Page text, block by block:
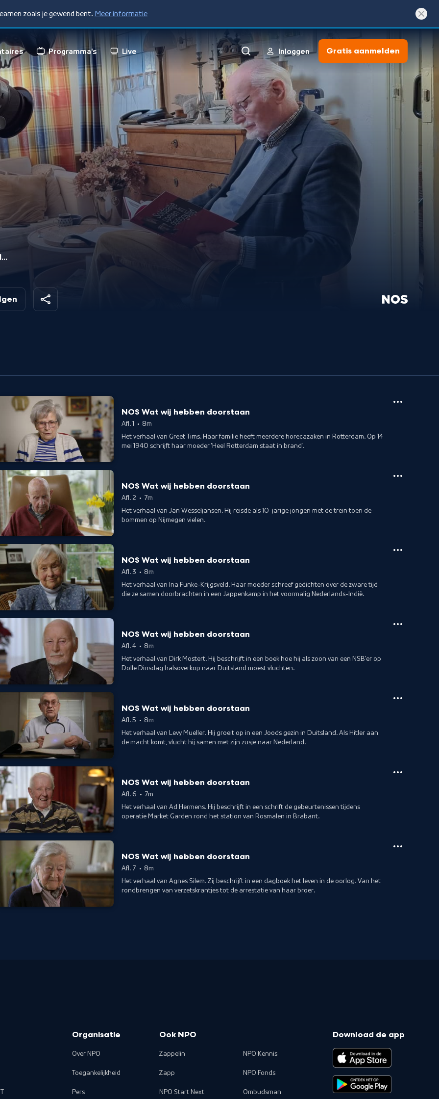
zoals je gewend bent. Meer informatie
Programma's Live Inloggen Gratis aanmelden
NOS Wat wij hebben doorstaan
Afl. 1 • 8m
Het verhaal van Greet Tims. Haar familie heeft meerdere horecazaken in Rotterdam. Op 14
mei 1940 schrijft haar moeder 'Heel Rotterdam staat in brand'.
NOS Wat wij hebben doorstaan
Afl. 2 • 7m
Het verhaal van Jan Wesseljansen. Hij reisde als 10-jarige jongen met de trein toen de
bommen op Nijmegen vielen.
NOS Wat wij hebben doorstaan
Afl. 3 • 8m
Het verhaal van Ina Funke-Krijgsveld. Haar moeder schreef gedichten over de zware tijd
die ze samen doorbrachten in een Jappenkamp in het voormalig Nederlands-Indië.
NOS Wat wij hebben doorstaan
Afl. 4 • 8m
Het verhaal van Dirk Mostert. Hij beschrijft in een boek hoe hij als zoon van een NSB'er op
Dolle Dinsdag halsoverkop naar Duitsland moest vluchten.
NOS Wat wij hebben doorstaan
Afl. 5 • 8m
Het verhaal van Levy Mueller. Hij groeit op in een Joods gezin in Duitsland. Als Hitler aan
de macht komt, vlucht hij samen met zijn zusje naar Nederland.
NOS Wat wij hebben doorstaan
Afl. 6 • 7m
Het verhaal van Ad Hermens. Hij beschrijft in een schrift de gebeurtenissen tijdens
operatie Market Garden rond het station van Rosmalen in Brabant.
NOS Wat wij hebben doorstaan
Afl. 7 • 8m
Het verhaal van Agnes Silem. Zij beschrijft in een dagboek het leven in de oorlog. Van het
rondbrengen van verzetskrantjes tot de arrestatie van haar broer.
Organisatie
Over NPO
Toegankelijkheid
Pers
Ook NPO
Zappelin
Zapp
NPO Start Next
NPO Kennis
NPO Fonds
Ombudsman
Download de app